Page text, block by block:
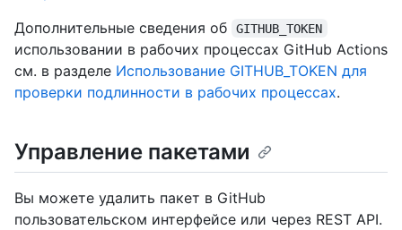
Дополнительные сведения об
GITHUB_TOKEN
использовании в рабочих процессах GitHub Actions
см. в разделе Использование GITHUB_TOKEN для
проверки подлинности в рабочих процессах.
Управление пакетами
Вы можете удалить пакет в GitHub
пользовательском интерфейсе или через REST API.